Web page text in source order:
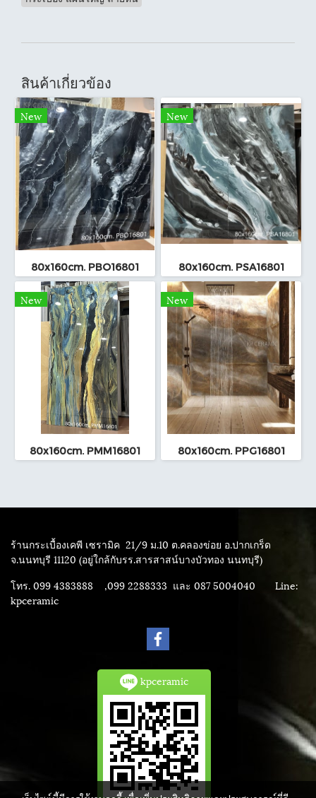
สินค้าเกี่ยวข้อง
New
80x160cm. PBO16801
New
80x160cm. PSA16801
New
80x160cm. PMM16801
New
80x160cm. PPG16801
ร้านกระเบื้องเคพี เซรามิค 21/9 ม.10 ต.คลองข่อย อ.ปากเกร็ด
จ.นนทบุรี 11120 (อยู่ใกล้กับรร.สารสาสน์บางบัวทอง นนทบุรี)
โทร. 099 4383888 ,099 2288333 และ 087 5004040 Line:
kpceramic
kpceramic